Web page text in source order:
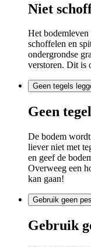
Niet
Het
schoffelen en
ondergrondse
verstoren. Dit is
Geen tegels
Geen
De bodem
liever niet met
en geef de
Overweeg een
kan gaan!
Gebruik geen
Gebruik